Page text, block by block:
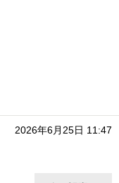
2026年6月25日 11:47